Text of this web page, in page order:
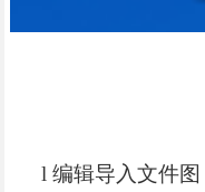
l 编辑导入文件图